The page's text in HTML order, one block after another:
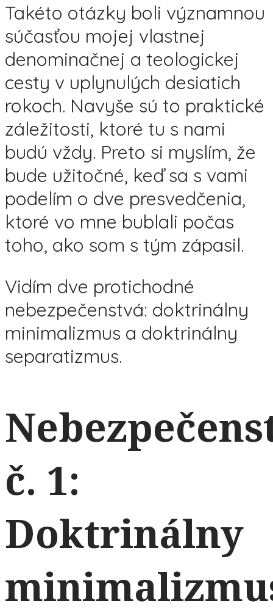
Takéto otázky boli významnou
súčasťou mojej vlastnej
denominačnej a teologickej
cesty v uplynulých desiatich
rokoch. Navyše sú to praktické
záležitosti, ktoré tu s nami
budú vždy. Preto si myslím, že
bude užitočné, keď sa s vami
podelím o dve presvedčenia,
ktoré vo mne bublali počas
toho, ako som s tým zápasil.
Vidím dve protichodné
nebezpečenstvá: doktrinálny
minimalizmus a doktrinálny
separatizmus.
č. 1:
Doktrinálny